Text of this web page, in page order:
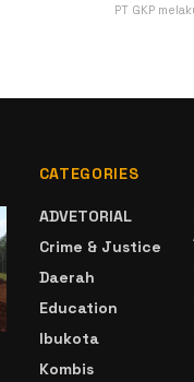
PT GKP
CATEGORIES
ADVETORIAL
Crime & Justice
Daerah
Education
Ibukota
Kombis